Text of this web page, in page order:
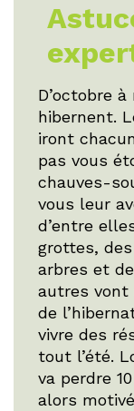
D’octobre
hibernent.
iront
pas vous
chauves-
vous leur
d’entre
grottes,
arbres et
autres vont
de
vivre des
tout l’été.
va perdre
alors